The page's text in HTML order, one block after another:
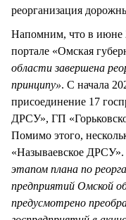
реорганизация
Напомним, что в июне
портале «Омская
области завершена
принципу». С начала
присоединение 17
ДРСУ», ГП
Помимо этого,
«Называевское ДРСУ».
этапом плана по
предприятий Омской
предусмотрено